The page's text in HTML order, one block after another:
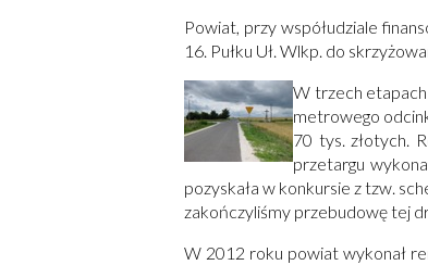
Powiat, przy współudziale
16. Pułku Uł. Wlkp. do
Otworzy
się
w
nowym
oknie
W trzech etapach
metrowego
70 tys. złotych.
przetargu
pozyskała w konkursie z tzw.
zakończyliśmy przebudowę tej
Otworzy
W 2012 roku powiat wykonał